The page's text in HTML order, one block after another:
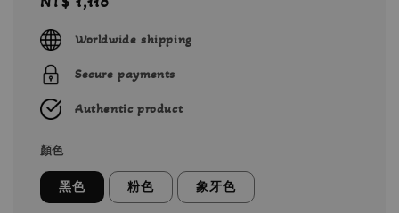
price
Worldwide shipping
Secure payments
Authentic product
顏色
黑色 粉色 象牙色